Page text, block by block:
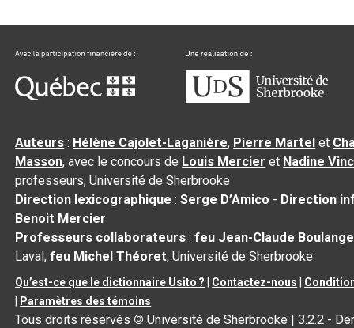
Auteurs : Hélène Cajolet-Laganière, Pierre Martel et
Masson, avec le concours de Louis Mercier et Nadine
professeurs, Université de Sherbrooke
Direction lexicographique :Serge D’Amico - Direction
Benoit Mercier
Professeurs collaborateurs :feu Jean-Claude
Laval,feu Michel Théoret, Université de Sherbrooke
Qu’est-ce que le dictionnaire Usito ? | Contactez-nous |
| Paramètres des témoins
Tous droits réservés © Université de Sherbrooke |3.2.2 -